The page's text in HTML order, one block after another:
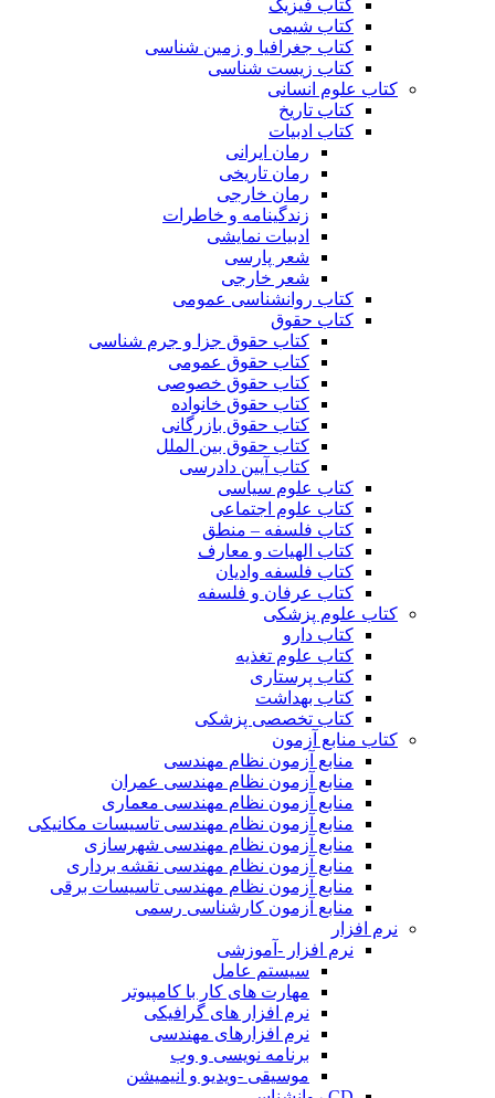
کتاب فیزیک
کتاب شیمی
کتاب جغرافیا و زمین شناسی
کتاب زیست شناسی
کتاب علوم انسانی
کتاب تاریخ
کتاب ادبیات
رمان ایرانی
رمان تاریخی
رمان خارجی
زندگینامه و خاطرات
ادبیات نمایشی
شعر پارسی
شعر خارجی
کتاب روانشناسی عمومی
کتاب حقوق
کتاب حقوق جزا و جرم شناسی
کتاب حقوق عمومی
کتاب حقوق خصوصی
کتاب حقوق خانواده
کتاب حقوق بازرگانی
کتاب حقوق بین الملل
کتاب آیین دادرسی
کتاب علوم سیاسی
کتاب علوم اجتماعی
کتاب فلسفه – منطق
کتاب الهیات و معارف
کتاب فلسفه وادیان
کتاب عرفان و فلسفه
کتاب علوم پزشکی
کتاب دارو
کتاب علوم تغذیه
کتاب پرستاری
کتاب بهداشت
کتاب تخصصی پزشکی
کتاب منابع آزمون
منابع آزمون نظام مهندسی
منابع آزمون نظام مهندسی عمران
منابع آزمون نظام مهندسی معماری
منابع آزمون نظام مهندسی تاسیسات مکانیکی
منابع آزمون نظام مهندسی شهرسازی
منابع آزمون نظام مهندسی نقشه برداری
منابع آزمون نظام مهندسی تاسیسات برقی
منابع آزمون کارشناسی رسمی
نرم افزار
نرم افزار -آموزشی
سیستم عامل
مهارت های کار با کامپیوتر
نرم افزار های گرافیکی
نرم افزارهای مهندسی
برنامه نویسی و وب
موسیقی -ویدیو و انیمیشن